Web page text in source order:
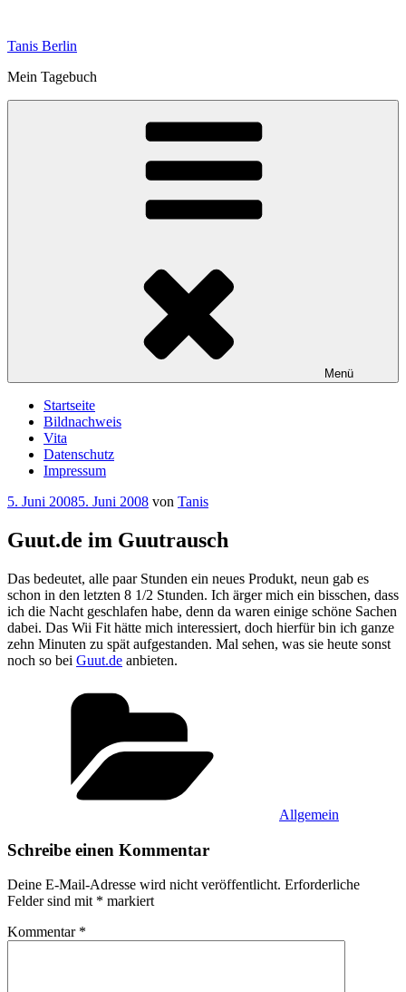
springen
Tanis Berlin
Mein Tagebuch
Menü
Startseite
Bildnachweis
Vita
Datenschutz
Impressum
Veröffentlicht
5. Juni 20085. Juni 2008 von Tanis
Guut.de im Guutrausch
Das bedeutet, alle paar Stunden ein neues Produkt, neun gab es
schon in den letzten 8 1/2 Stunden. Ich ärger mich ein bisschen, dass
ich die Nacht geschlafen habe, denn da waren einige schöne Sachen
dabei. Das Wii Fit hätte mich interessiert, doch hierfür bin ich ganze
zehn Minuten zu spät aufgestanden. Mal sehen, was sie heute sonst
noch so bei Guut.de anbieten.
Allgemein
Schreibe einen Kommentar
Deine E-Mail-Adresse wird nicht veröffentlicht. Erforderliche
Felder sind mit * markiert
Kommentar *